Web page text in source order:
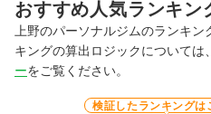
おすすめ人気ランキン
上野のパーソナルジムのランキ
キングの算出ロジックについては、
ーをご覧ください。
検証したランキングは